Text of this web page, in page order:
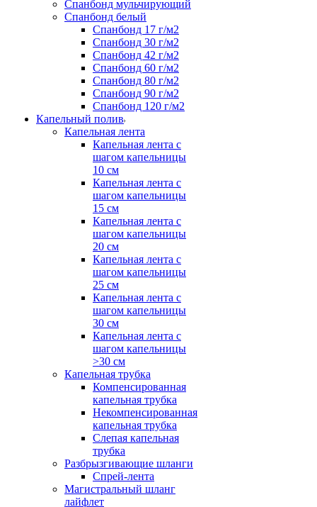
Спанбонд мульчирующий
Спанбонд белый
Спанбонд 17 г/м2
Спанбонд 30 г/м2
Спанбонд 42 г/м2
Спанбонд 60 г/м2
Спанбонд 80 г/м2
Спанбонд 90 г/м2
Спанбонд 120 г/м2
Капельный полив
Капельная лента
Капельная лента с
шагом капельницы
10 см
Капельная лента с
шагом капельницы
15 см
Капельная лента с
шагом капельницы
20 см
Капельная лента с
шагом капельницы
25 см
Капельная лента с
шагом капельницы
30 см
Капельная лента с
шагом капельницы
>30 см
Капельная трубка
Компенсированная
капельная трубка
Некомпенсированная
капельная трубка
Слепая капельная
трубка
Разбрызгивающие шланги
Спрей-лента
Магистральный шланг
лайфлет